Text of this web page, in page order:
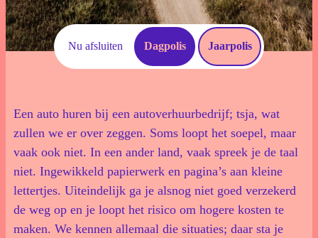
Nu afsluiten Dagpolis Jaarpolis
Een auto huren bij een autoverhuurbedrijf; tsja, wat
zullen we er over zeggen. Soms loopt het soepel, maar
vaak ook niet. In een ander land, vaak spreek je de taal
niet. Ingewikkeld papierwerk en pagina’s aan kleine
lettertjes. Uiteindelijk ga je alsnog niet goed verzekerd
de weg op en je loopt het risico om hogere kosten te
maken. We kennen allemaal die situaties; daar sta je